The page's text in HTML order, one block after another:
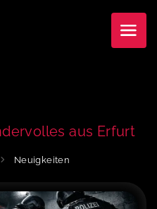
aus Erfurt
Neuigkeiten